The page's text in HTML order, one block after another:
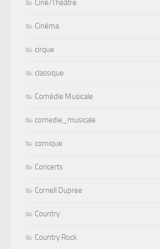
Ciné/Théâtre
Cinéma
cirque
classique
Comédie Musicale
comedie_musicale
comique
Concerts
Cornell Dupree
Country
Country Rock